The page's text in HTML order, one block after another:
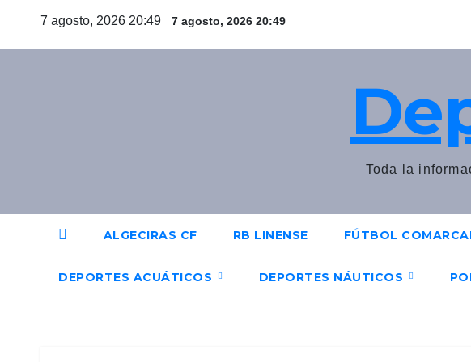
7 agosto, 2026 20:49 7 agosto, 2026 20:49
Toda la
ALGECIRAS CF RB LINENSE FÚTBOL
DEPORTES ACUÁTICOS DEPORTES NÁUTICOS